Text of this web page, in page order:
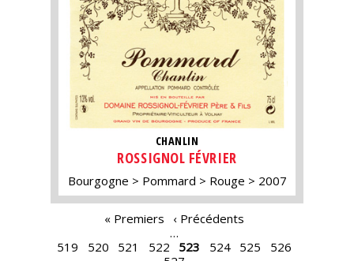
CHANLIN
ROSSIGNOL FÉVRIER
Bourgogne Pommard Rouge 2007
« Premiers
‹ Précédents
…
519
520 521 522 523 524 525
526